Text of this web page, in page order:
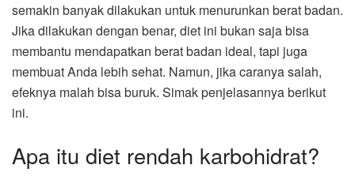
semakin banyak dilakukan untuk menurunkan berat badan.
Jika dilakukan dengan benar, diet ini bukan saja bisa
membantu mendapatkan berat badan ideal, tapi juga
membuat Anda lebih sehat. Namun, jika caranya salah,
efeknya malah bisa buruk. Simak penjelasannya berikut
ini.
Apa itu diet rendah karbohidrat?